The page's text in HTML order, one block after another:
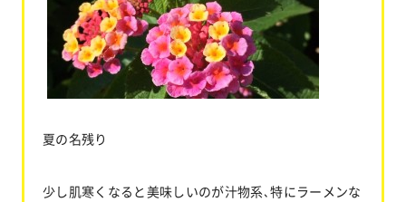
夏の名残り
少し肌寒くなると美味しいのが汁物系､特にラーメンな